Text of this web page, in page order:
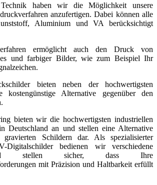
haben wir die Möglichkeit unsere
anzufertigen. Dabei können alle
Aluminium und VA berücksichtigt
ermöglicht auch den Druck von
und farbiger Bilder, wie zum Beispiel Ihr
bieten neben der hochwertigsten
kostengünstige Alternative gegenüber den
bieten wir die hochwertigsten industriellen
Deutschland an und stellen eine Alternative
gravierten Schildern dar. Als spezialisierter
Digitalschilder bedienen wir verschiedene
stellen sicher, dass Ihre
mit Präzision und Haltbarkeit erfüllt